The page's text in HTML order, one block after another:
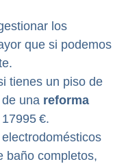
los
que si podemos
tienes un piso de
una reforma
€.
baño completos,